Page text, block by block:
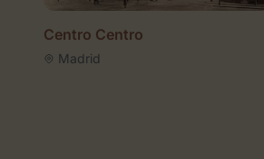
Centro Centro
Madrid